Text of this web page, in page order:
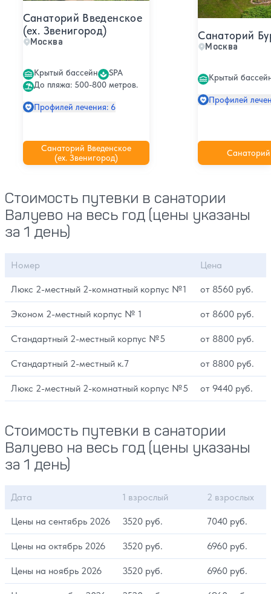
Санаторий Введенское
(ex. Звенигород)
Москва
Крытый бассейн
SPA
До пляжа: 500-800 метров.
Профилей лечения: 6
Санаторий Введенское
(ex. Звенигород)
Санаторий
Москва
Крытый
Профилей
Стоимость путевки в санатории
Валуево на весь год (цены указаны
за 1 день)
Номер Цена
Люкс 2-местный 2-комнатный корпус №1 от 8560 руб.
Эконом 2-местный корпус № 1 от 8600 руб.
Стандартный 2-местный корпус №5 от 8800 руб.
Стандартный 2-местный к.7 от 8800 руб.
Люкс 2-местный 2-комнатный корпус №5 от 9440 руб.
Стоимость путевки в санатории
Валуево на весь год (цены указаны
за 1 день)
Дата 1 взрослый 2 взрослых
Цены на сентябрь 2026 3520 руб. 7040 руб.
Цены на октябрь 2026 3520 руб. 6960 руб.
Цены на ноябрь 2026 3520 руб. 6960 руб.